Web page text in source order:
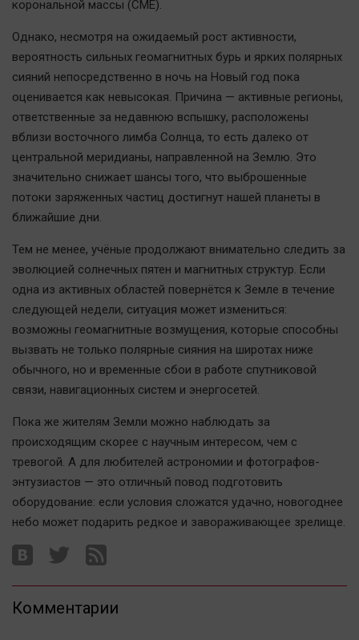
Новости компаний
Спецпроект
Статистика
Челябинск космический
Другие рубрики
Online-консультация
Афиша
Блогеркуль
Быстрый медиазавод
Вирус чтения
Вкусное
Гороскоп
Дети
Интервью
Качество жизни
Конкурс
Народная журналистика
корональной массы (CME).
Однако, несмотря на ожидаемый рост активности,
вероятность сильных геомагнитных бурь и ярких полярных
сияний непосредственно в ночь на Новый год пока
оценивается как невысокая. Причина — активные регионы,
ответственные за недавнюю вспышку, расположены
вблизи восточного лимба Солнца, то есть далеко от
центральной меридианы, направленной на Землю. Это
значительно снижает шансы того, что выброшенные
потоки заряженных частиц достигнут нашей планеты в
ближайшие дни.
Тем не менее, учёные продолжают внимательно следить за
эволюцией солнечных пятен и магнитных структур. Если
одна из активных областей повернётся к Земле в течение
следующей недели, ситуация может измениться:
возможны геомагнитные возмущения, которые способны
вызвать не только полярные сияния на широтах ниже
обычного, но и временные сбои в работе спутниковой
связи, навигационных систем и энергосетей.
Пока же жителям Земли можно наблюдать за
происходящим скорее с научным интересом, чем с
тревогой. А для любителей астрономии и фотографов-
энтузиастов — это отличный повод подготовить
оборудование: если условия сложатся удачно, новогоднее
небо может подарить редкое и завораживающее зрелище.
Комментарии